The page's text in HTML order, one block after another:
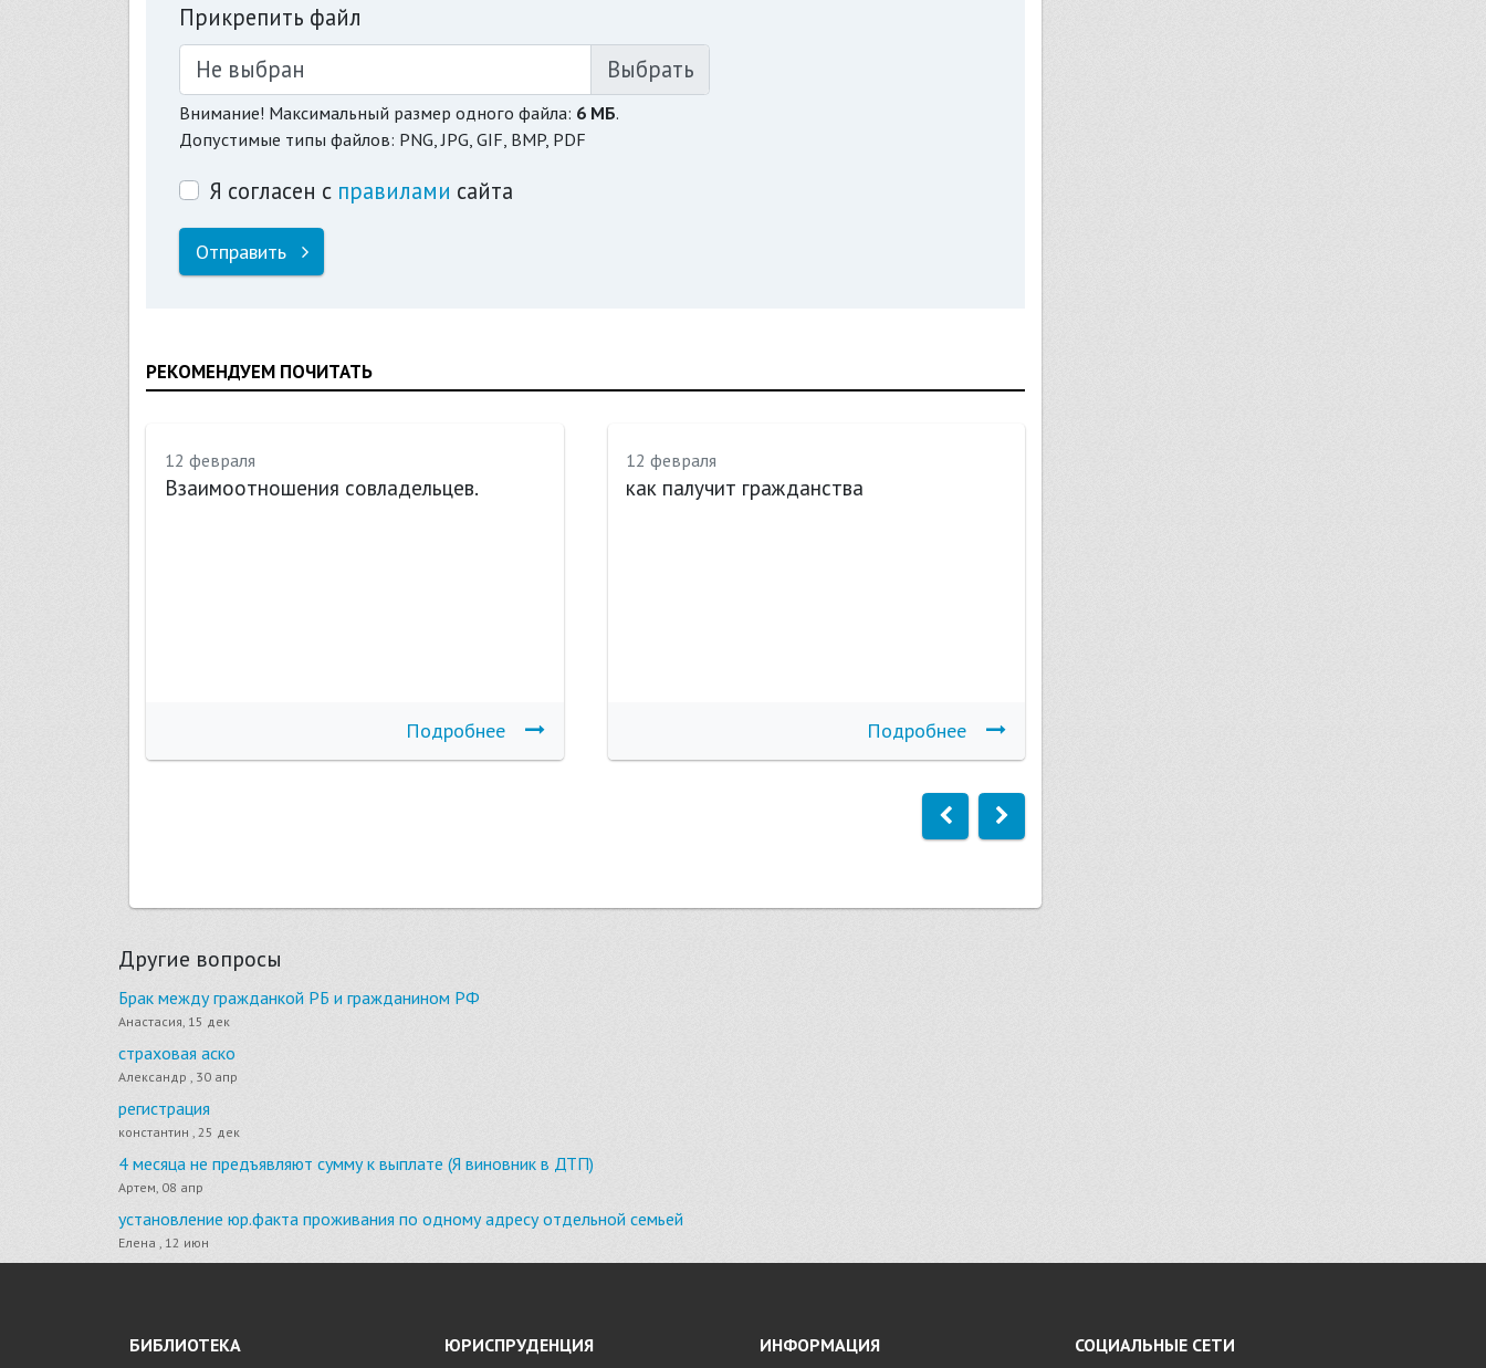
Прикрепить файл
Не выбран
Внимание! Максимальный размер одного файла: 6 МБ.
Допустимые типы файлов: PNG, JPG, GIF, BMP, PDF
Я согласен с правилами сайта
Отправить
РЕКОМЕНДУЕМ ПОЧИТАТЬ
12 февраля
Взаимоотношения совладельцев.
Подробнее
12 февраля
как палучит гражданства
Подробнее
Другие вопросы
Брак между гражданкой РБ и гражданином РФ
Анастасия, 15 дек
страховая аско
Александр , 30 апр
регистрация
константин , 25 дек
4 месяца не предъявляют сумму к выплате (Я виновник в ДТП)
Артем, 08 апр
установление юр.факта проживания по одному адресу отдельной семьей
Елена , 12 июн
БИБЛИОТЕКА ЮРИСПРУДЕНЦИЯ ИНФОРМАЦИЯ СОЦИАЛЬНЫЕ СЕТИ